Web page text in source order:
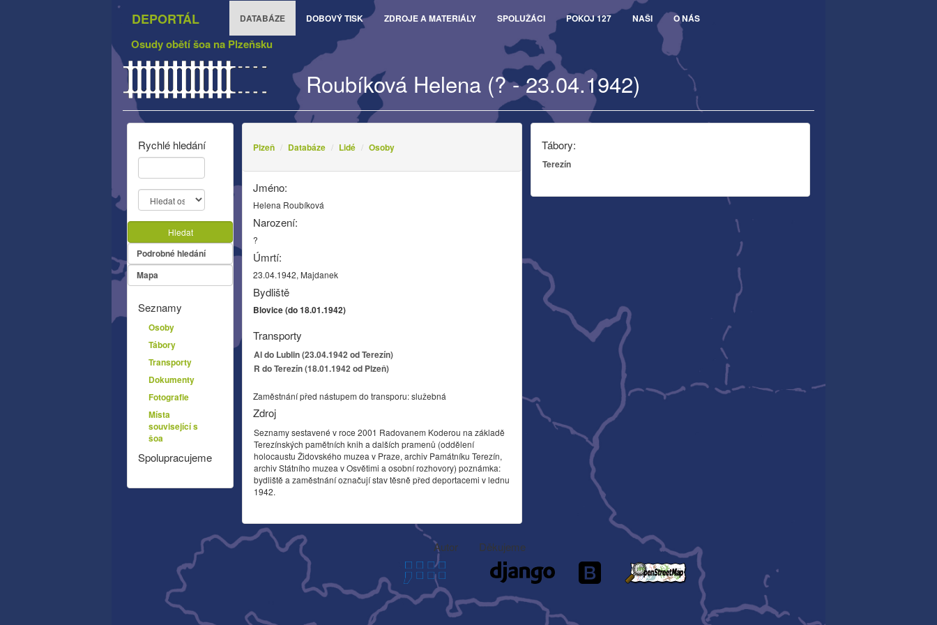
DEPORTÁL DATABÁZE DOBOVÝ TISK ZDROJE A MATERIÁLY SPOLUŽÁCI POKOJ 127 NAŠI O NÁS
Osudy obětí šoa na Plzeňsku
Roubíková Helena (? - 23.04.1942)
Tábory:
Terezín
Plzeň Databáze Lidé Osoby
Jméno:
Helena Roubíková
Narození:
?
Úmrtí:
23.04.1942, Majdanek
Bydliště
Blovice (do 18.01.1942)
Transporty
Al do Lublin (23.04.1942 od Terezín)
R do Terezín (18.01.1942 od Plzeň)
Zaměstnání před nástupem do transporu: služebná
Zdroj
Seznamy sestavené v roce 2001 Radovanem Koderou na základě
Terezínských pamětních knih a dalších pramenů (oddělení
holocaustu Židovského muzea v Praze, archiv Památníku Terezín,
archiv Státního muzea v Osvětimi a osobní rozhovory) poznámka:
bydliště a zaměstnání označují stav těsně před deportacemi v lednu
1942.
Rychlé hledání
Hledat
Podrobné hledání
Mapa
Seznamy
Osoby
Tábory
Transporty
Dokumenty
Fotografie
Místa
související s
šoa
Spolupracujeme
Autor Děkujeme